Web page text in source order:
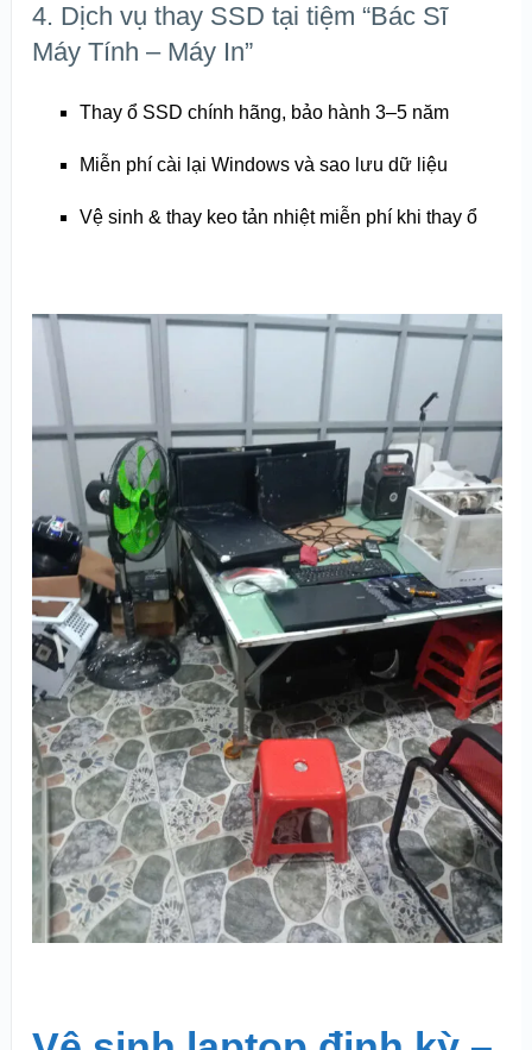
4. Dịch vụ thay SSD tại tiệm “Bác Sĩ
Máy Tính – Máy In”
Thay ổ SSD chính hãng, bảo hành 3–5 năm
Miễn phí cài lại Windows và sao lưu dữ liệu
Vệ sinh & thay keo tản nhiệt miễn phí khi thay ổ